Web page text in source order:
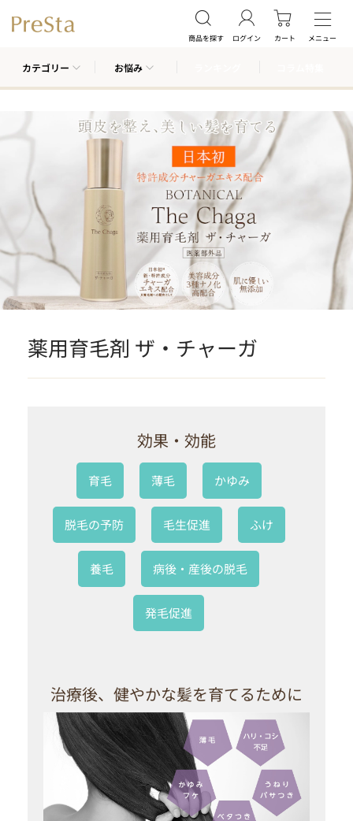
商品を探す ログイン カート メニュー
カテゴリー お悩み
薬用育毛剤 ザ・チャーガ
効果・効能
育毛 薄毛 かゆみ
脱毛の予防 毛生促進 ふけ
養毛 病後・産後の脱毛
発毛促進
治療後、健やかな髪を育てるために